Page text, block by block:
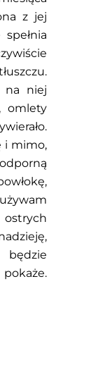
z jej
na niej
omlety
i mimo,
będzie